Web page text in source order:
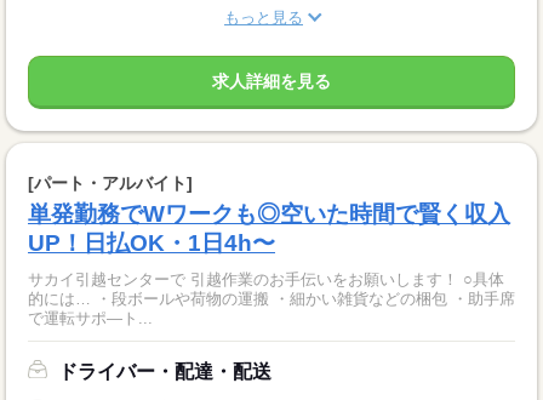
もっと見る
求人詳細を見る
[パート・アルバイト]
単発勤務でWワークも◎空いた時間で賢く収入
UP！日払OK・1日4h〜
サカイ引越センターで 引越作業のお手伝いをお願いします！ ○具体
的には… ・段ボールや荷物の運搬 ・細かい雑貨などの梱包 ・助手席
で運転サポ―ト...
ドライバー・配達・配送